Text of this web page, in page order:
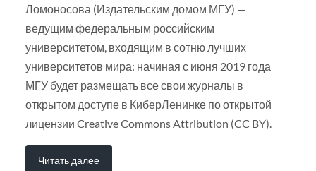
Ломоносова (Издательским домом МГУ) —
ведущим федеральным российским
университетом, входящим в сотню лучших
университетов мира: начиная с июня 2019 года
МГУ будет размещать все свои журналы в
открытом доступе в КиберЛенинке по открытой
лицензии Creative Commons Attribution (CC BY).
Читать далее